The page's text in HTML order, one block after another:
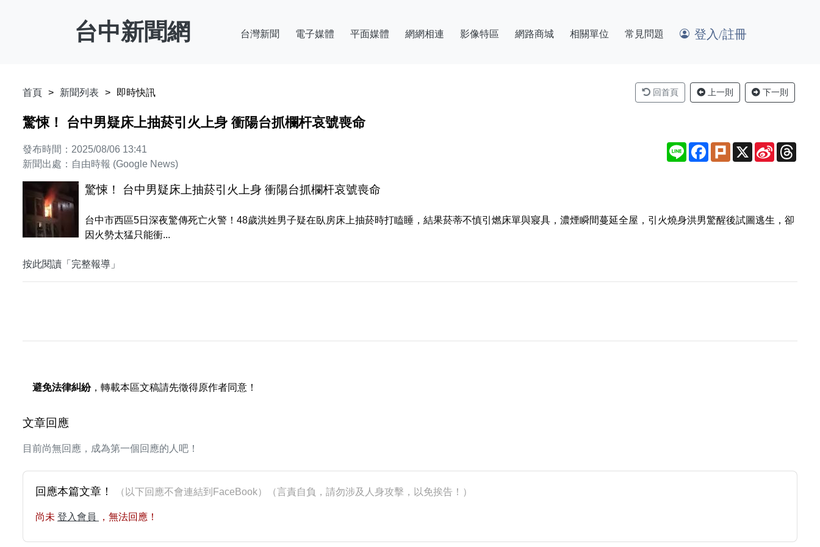
台中新聞網 台灣新聞 電子媒體 平面媒體 網網相連 影像特區 網路商城 相關單位 常見問題 登入/註冊
首頁 新聞列表 即時快訊 回首頁 上一則 下一則
驚悚！ 台中男疑床上抽菸引火上身 衝陽台抓欄杆哀號喪命
發布時間：2025/08/06 13:41
新聞出處：自由時報 (Google News)
Line Facebook
Plurk X
Sina
Weibo
驚悚！ 台中男疑床上抽菸引火上身 衝陽台抓欄杆哀號喪命
台中市西區5日深夜驚傳死亡火警！48歲洪姓男子疑在臥房床上抽菸時打瞌睡，結果菸蒂不慎引燃床單與寢具，濃煙瞬間蔓延全屋，引火燒身洪男驚醒後試圖逃生，卻
因火勢太猛只能衝...
按此閱讀「完整報導」
避免法律糾紛，轉載本區文稿請先徵得原作者同意！
文章回應
目前尚無回應，成為第一個回應的人吧！
回應本篇文章！ （以下回應不會連結到FaceBook）（言責自負，請勿涉及人身攻擊，以免挨告！）
尚未 登入會員 ，無法回應！